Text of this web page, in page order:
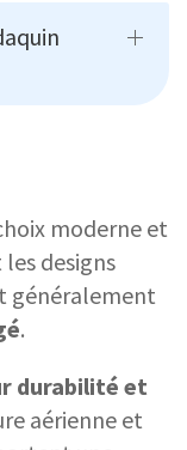
moderne et
designs
généralement
.
durabilité et
aérienne et